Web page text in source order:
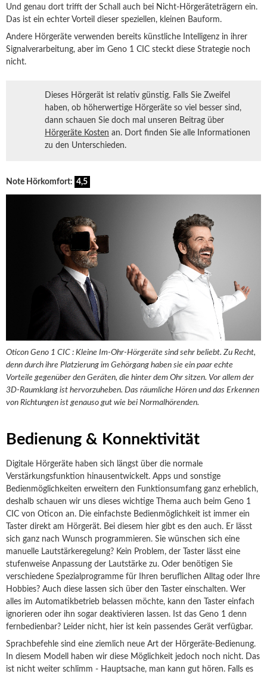
Und genau dort trifft der Schall auch bei Nicht-Hörgeräteträgern ein.
Das ist ein echter Vorteil dieser speziellen, kleinen Bauform.
Andere Hörgeräte verwenden bereits künstliche Intelligenz in ihrer
Signalverarbeitung, aber im Geno 1 CIC steckt diese Strategie noch
nicht.
Dieses Hörgerät ist relativ günstig. Falls Sie Zweifel
haben, ob höherwertige Hörgeräte so viel besser sind,
dann schauen Sie doch mal unseren Beitrag über
Hörgeräte Kosten an. Dort finden Sie alle Informationen
zu den Unterschieden.
Note Hörkomfort: 4,5
Oticon Geno 1 CIC : Kleine Im-Ohr-Hörgeräte sind sehr beliebt. Zu Recht,
denn durch ihre Platzierung im Gehörgang haben sie ein paar echte
Vorteile gegenüber den Geräten, die hinter dem Ohr sitzen. Vor allem der
3D-Raumklang ist hervorzuheben. Das räumliche Hören und das Erkennen
von Richtungen ist genauso gut wie bei Normalhörenden.
Bedienung & Konnektivität
Digitale Hörgeräte haben sich längst über die normale
Verstärkungsfunktion hinausentwickelt. Apps und sonstige
Bedienmöglichkeiten erweitern den Funktionsumfang ganz erheblich,
deshalb schauen wir uns dieses wichtige Thema auch beim Geno 1
CIC von Oticon an. Die einfachste Bedienmöglichkeit ist immer ein
Taster direkt am Hörgerät. Bei diesem hier gibt es den auch. Er lässt
sich ganz nach Wunsch programmieren. Sie wünschen sich eine
manuelle Lautstärkeregelung? Kein Problem, der Taster lässt eine
stufenweise Anpassung der Lautstärke zu. Oder benötigen Sie
verschiedene Spezialprogramme für Ihren beruflichen Alltag oder Ihre
Hobbies? Auch diese lassen sich über den Taster einschalten. Wer
alles im Automatikbetrieb belassen möchte, kann den Taster einfach
ignorieren oder ihn sogar deaktivieren lassen. Ist das Geno 1 denn
fernbedienbar? Leider nicht, hier ist kein passendes Gerät verfügbar.
Sprachbefehle sind eine ziemlich neue Art der Hörgeräte-Bedienung.
In diesem Modell haben wir diese Möglichkeit jedoch noch nicht. Das
ist nicht weiter schlimm - Hauptsache, man kann gut hören. Falls es